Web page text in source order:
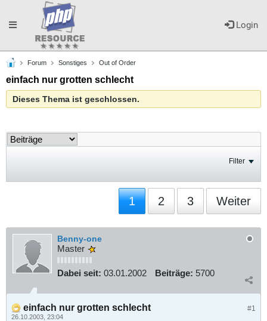
Login
Toggle
navigation
Forum Sonstiges Out of Order
einfach nur grotten schlecht
Dieses Thema ist geschlossen.
Filter
1 2 3 Weiter
Benny-one
Master
Dabei seit: 03.01.2002 Beiträge: 5700
#1
einfach nur grotten schlecht
26.10.2003, 23:04